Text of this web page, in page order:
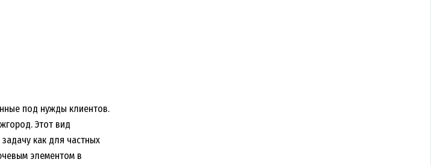
под нужды клиентов.
Этот вид
как для частных
элементом в